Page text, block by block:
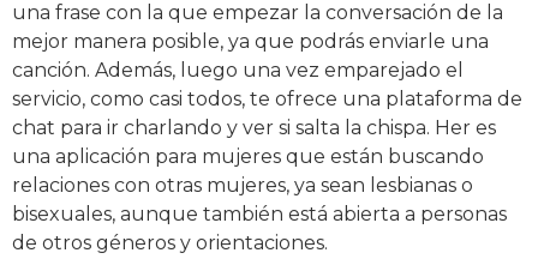
una frase con la que empezar la conversación de la
mejor manera posible, ya que podrás enviarle una
canción. Además, luego una vez emparejado el
servicio, como casi todos, te ofrece una plataforma de
chat para ir charlando y ver si salta la chispa. Her es
una aplicación para mujeres que están buscando
relaciones con otras mujeres, ya sean lesbianas o
bisexuales, aunque también está abierta a personas
de otros géneros y orientaciones.